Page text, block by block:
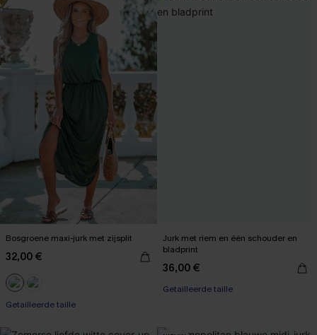
Bosgroene maxi-jurk met zijsplit
32,00 €
Getailleerde taille
Jurk met riem en één schouder en
bladprint
36,00 €
Getailleerde taille